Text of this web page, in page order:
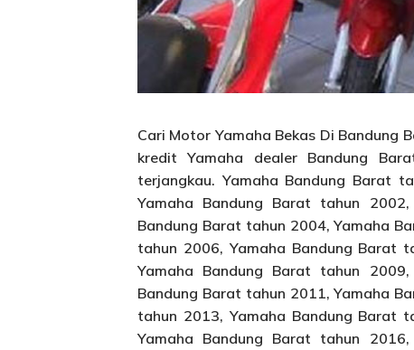
Cari Motor Yamaha Bekas Di Bandung
kredit Yamaha dealer Bandung
terjangkau. Yamaha Bandung Barat
Yamaha Bandung Barat tahun
Bandung Barat tahun 2004, Yamaha
tahun 2006, Yamaha Bandung Barat
Yamaha Bandung Barat tahun
Bandung Barat tahun 2011, Yamaha
tahun 2013, Yamaha Bandung Barat
Yamaha Bandung Barat tahun